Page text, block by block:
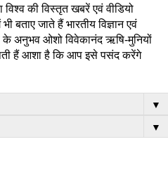
की विस्तृत खबरें एवं वीडियो
बताए जाते हैं भारतीय विज्ञान एवं
के अनुभव ओशो विवेकानंद ऋषि-मुनियों
हैं आशा है कि आप इसे पसंद करेंगे
▼
▼